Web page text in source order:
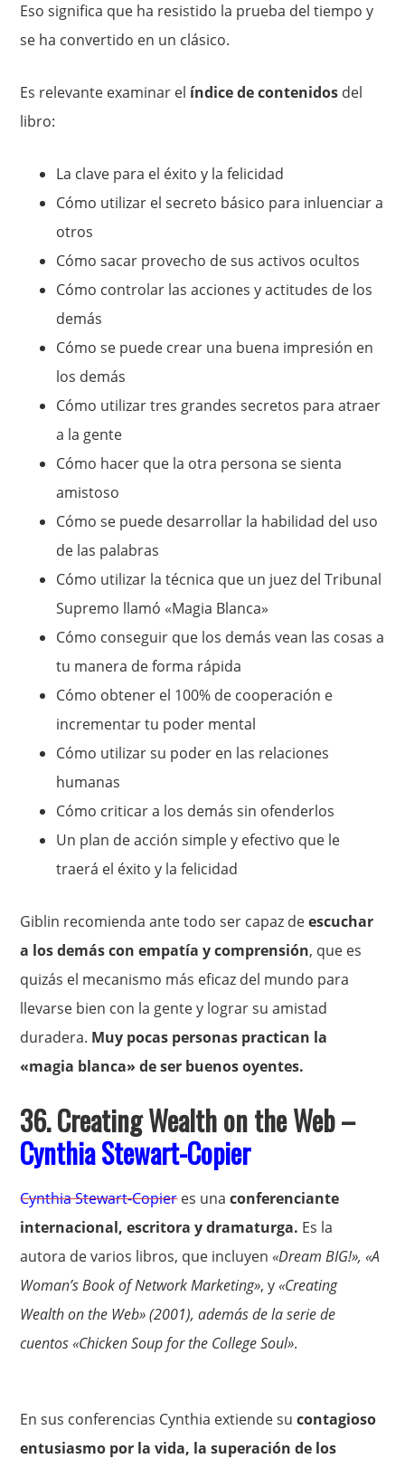
Eso significa que ha resistido la prueba del tiempo y
se ha convertido en un clásico.
Es relevante examinar el índice de contenidos del
libro:
La clave para el éxito y la felicidad
Cómo utilizar el secreto básico para inluenciar a
otros
Cómo sacar provecho de sus activos ocultos
Cómo controlar las acciones y actitudes de los
demás
Cómo se puede crear una buena impresión en
los demás
Cómo utilizar tres grandes secretos para atraer
a la gente
Cómo hacer que la otra persona se sienta
amistoso
Cómo se puede desarrollar la habilidad del uso
de las palabras
Cómo utilizar la técnica que un juez del Tribunal
Supremo llamó «Magia Blanca»
Cómo conseguir que los demás vean las cosas a
tu manera de forma rápida
Cómo obtener el 100% de cooperación e
incrementar tu poder mental
Cómo utilizar su poder en las relaciones
humanas
Cómo criticar a los demás sin ofenderlos
Un plan de acción simple y efectivo que le
traerá el éxito y la felicidad
Giblin recomienda ante todo ser capaz deescuchar
a los demás con empatía y comprensión, que es
quizás el mecanismo más eficaz del mundo para
llevarse bien con la gente y lograr su amistad
duradera. Muy pocas personas practican la
«magia blanca» de ser buenos oyentes.
36. Creating Wealth on the Web –
Cynthia Stewart-Copier
Cynthia Stewart-Copier es unaconferenciante
internacional, escritora y dramaturga. Es la
autora de varios libros, que incluyen«Dream BIG!», «A
Woman’s Book of Network Marketing», y«Creating
Wealth on the Web» (2001), además de la serie de
cuentos «Chicken Soup for the College Soul».
En sus conferencias Cynthia extiende su contagioso
entusiasmo por la vida, la superación de los